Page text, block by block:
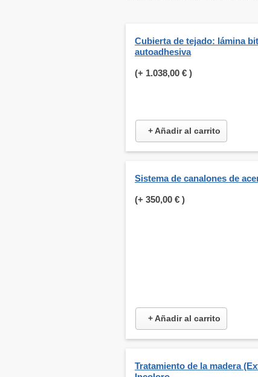
Cubierta de tejado: lámina
autoadhesiva
(+ 1.038,00 € )
+ Añadir al carrito
Sistema de canalones de
(+ 350,00 € )
+ Añadir al carrito
Tratamiento de la madera